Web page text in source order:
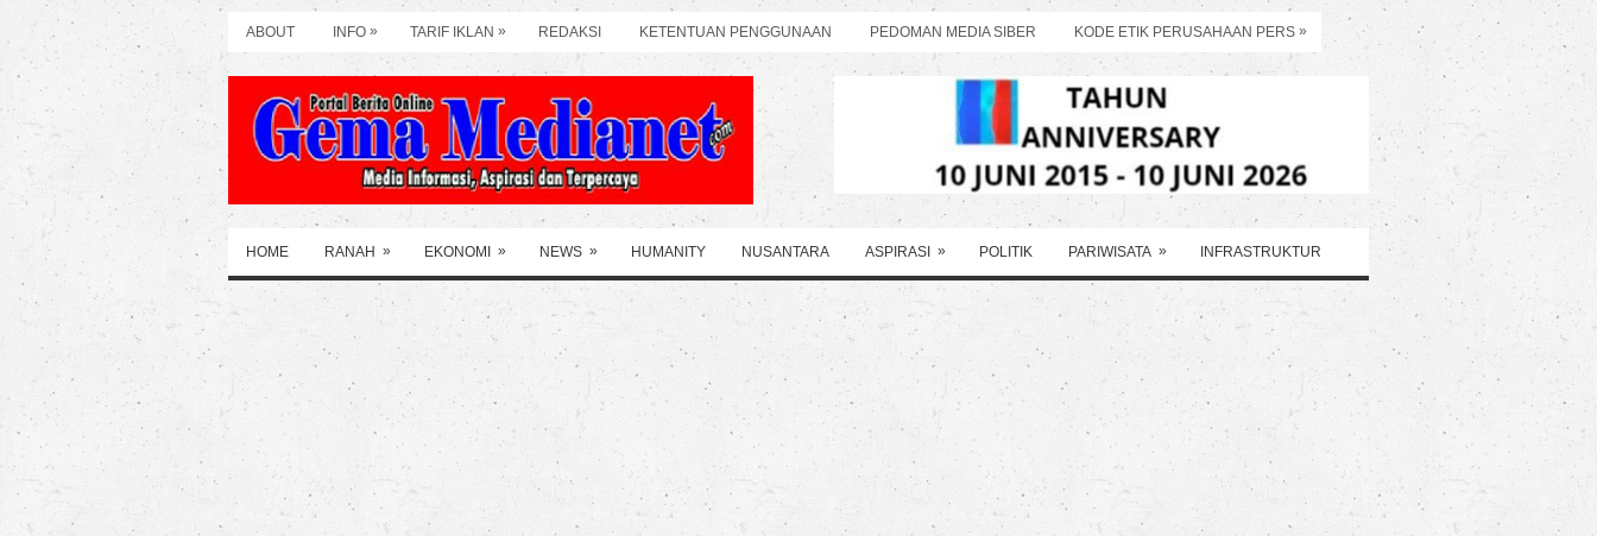
ABOUT INFO » TARIF IKLAN » REDAKSI KETENTUAN PENGGUNAAN PEDOMAN MEDIA SIBER KODE ETIK PERUSAHAAN PERS »
HOME RANAH » EKONOMI » NEWS » HUMANITY NUSANTARA ASPIRASI » POLITIK PARIWISATA » INFRASTRUKTUR